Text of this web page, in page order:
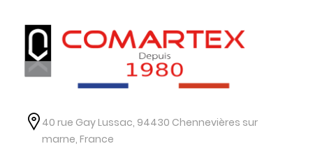
40 rue Gay Lussac, 94430 Chennevières sur
marne, France